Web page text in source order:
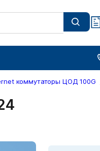
коммутаторы ЦОД 100G